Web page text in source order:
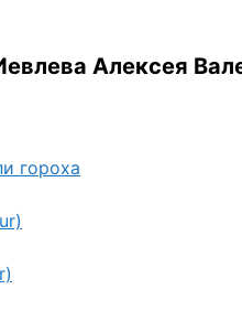
Алексея
гороха